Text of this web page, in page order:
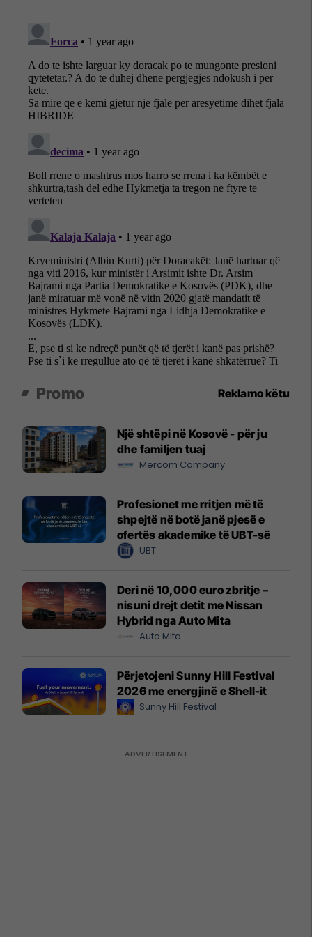
Promo Reklamo këtu
Një shtëpi në Kosovë - për ju
dhe familjen tuaj
Mercom Company
Profesionet me rritjen më të
shpejtë në botë janë pjesë e
ofertës akademike të UBT-së
UBT
Deri në 10,000 euro zbritje –
nisuni drejt detit me Nissan
Hybrid nga Auto Mita
Auto Mita
Përjetojeni Sunny Hill Festival
2026 me energjinë e Shell-it
Sunny Hill Festival